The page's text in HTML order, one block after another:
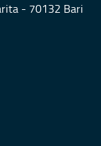
- 70132 Bari